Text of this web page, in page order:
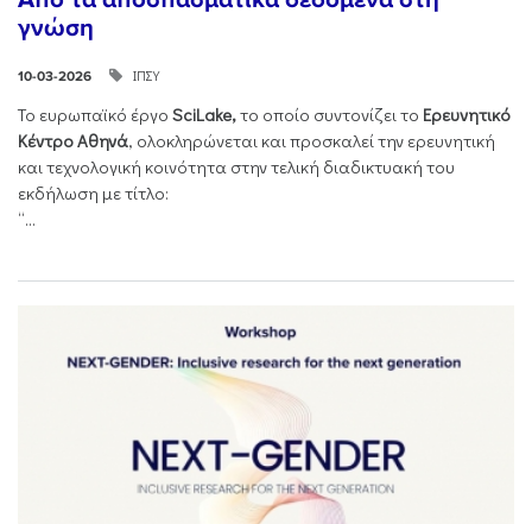
γνώση
10-03-2026 ΙΠΣΥ
Το ευρωπαϊκό έργο SciLake,το οποίο συντονίζει το Ερευνητικό
Κέντρο Αθηνά, ολοκληρώνεται και προσκαλεί την ερευνητική
και τεχνολογική κοινότητα στην τελική διαδικτυακή του
εκδήλωση με τίτλο:
“...